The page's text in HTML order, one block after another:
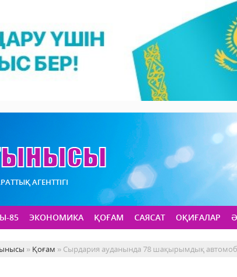
АГЕНТТІГІ
85 ЭКОНОМИКА ҚОҒАМ САЯСАТ ОҚИҒАЛАР
» Қоғам » Сырдария ауданында 78 шақырымдық